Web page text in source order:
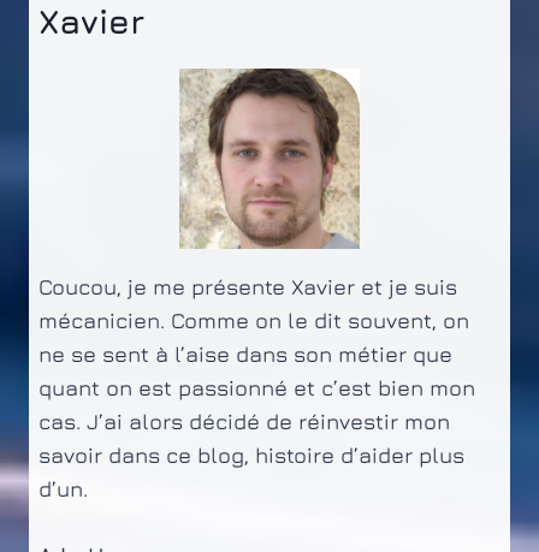
Xavier
Coucou, je me présente Xavier et je suis
mécanicien. Comme on le dit souvent, on
ne se sent à l’aise dans son métier que
quant on est passionné et c’est bien mon
cas. J’ai alors décidé de réinvestir mon
savoir dans ce blog, histoire d’aider plus
d’un.